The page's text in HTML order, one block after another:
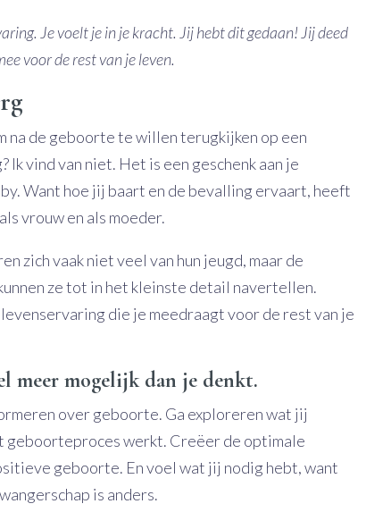
Je voelt je in je kracht. Jij hebt dit gedaan! Jij deed
voor de rest van je leven.
na de geboorte te willen terugkijken op een
vind van niet. Het is een geschenk aan je
Want hoe jij baart en de bevalling ervaart, heeft
vrouw en als moeder.
zich vaak niet veel van hun jeugd, maar de
ze tot in het kleinste detail navertellen.
die je meedraagt voor de rest van je
meer mogelijk dan je denkt.
over geboorte. Ga exploreren wat jij
geboorteproces werkt. Creëer de optimale
geboorte. En voel wat jij nodig hebt, want
is anders.